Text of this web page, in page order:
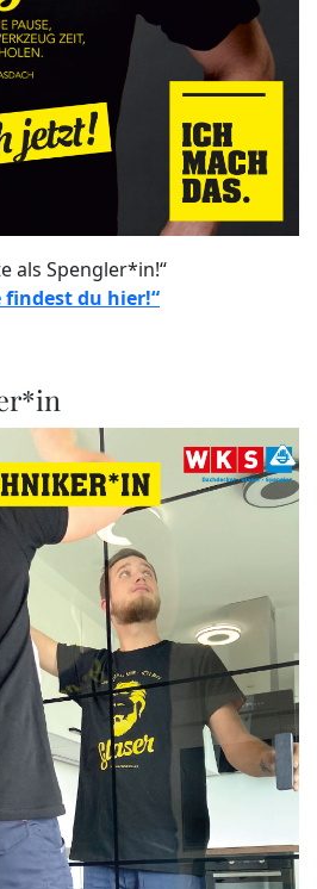
als Spengler*in!“
findest du hier!“